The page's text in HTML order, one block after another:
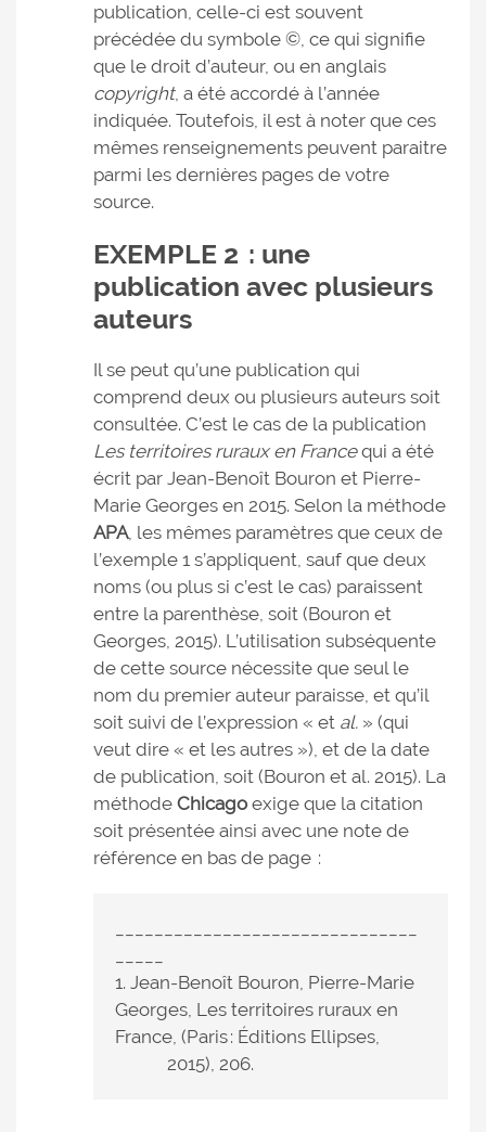
publication, celle-ci est souvent
précédée du symbole ©, ce qui signifie
que le droit d’auteur, ou en anglais
copyright, a été accordé à l’année
indiquée. Toutefois, il est à noter que ces
mêmes renseignements peuvent paraitre
parmi les dernières pages de votre
source.
EXEMPLE 2 : une
publication avec plusieurs
auteurs
Il se peut qu’une publication qui
comprend deux ou plusieurs auteurs soit
consultée. C’est le cas de la publication
Les territoires ruraux en Francequi a été
écrit par Jean-Benoît Bouron et Pierre-
Marie Georges en 2015. Selon la méthode
APA, les mêmes paramètres que ceux de
l’exemple 1 s’appliquent, sauf que deux
noms (ou plus si c’est le cas) paraissent
entre la parenthèse, soit (Bouron et
Georges, 2015). L’utilisation subséquente
de cette source nécessite que seul le
nom du premier auteur paraisse, et qu’il
soit suivi de l’expression « et al. » (qui
veut dire « et les autres »), et de la date
de publication, soit (Bouron et al. 2015). La
méthode Chicago exige que la citation
soit présentée ainsi avec une note de
référence en bas de page :
1. Jean-Benoît Bouron, Pierre-Marie
Georges, Les territoires ruraux en
France, (Paris : Éditions Ellipses,
2015), 206.